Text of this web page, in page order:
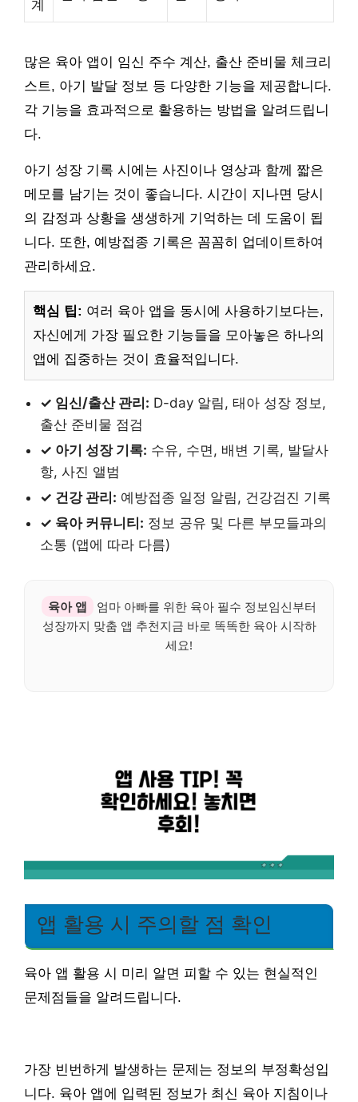
계
많은 육아 앱이 임신 주수 계산, 출산 준비물 체크리
스트, 아기 발달 정보 등 다양한 기능을 제공합니다.
각 기능을 효과적으로 활용하는 방법을 알려드립니
다.
아기 성장 기록 시에는 사진이나 영상과 함께 짧은
메모를 남기는 것이 좋습니다. 시간이 지나면 당시
의 감정과 상황을 생생하게 기억하는 데 도움이 됩
니다. 또한, 예방접종 기록은 꼼꼼히 업데이트하여
관리하세요.
핵심 팁: 여러 육아 앱을 동시에 사용하기보다는,
자신에게 가장 필요한 기능들을 모아놓은 하나의
앱에 집중하는 것이 효율적입니다.
✓ 임신/출산 관리: D-day 알림, 태아 성장 정보,
출산 준비물 점검
✓ 아기 성장 기록: 수유, 수면, 배변 기록, 발달사
항, 사진 앨범
✓ 건강 관리: 예방접종 일정 알림, 건강검진 기록
✓ 육아 커뮤니티: 정보 공유 및 다른 부모들과의
소통 (앱에 따라 다름)
육아 앱
엄마 아빠를 위한 육아 필수 정보임신부터
성장까지 맞춤 앱 추천지금 바로 똑똑한 육아 시작하
세요!
앱 활용 시 주의할 점 확인
육아 앱 활용 시 미리 알면 피할 수 있는 현실적인
문제점들을 알려드립니다.
가장 빈번하게 발생하는 문제는 정보의 부정확성입
니다. 육아 앱에 입력된 정보가 최신 육아 지침이나